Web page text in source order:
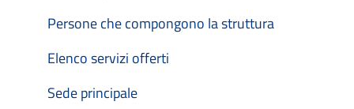
Persone che compongono la struttura
Elenco servizi offerti
Sede principale